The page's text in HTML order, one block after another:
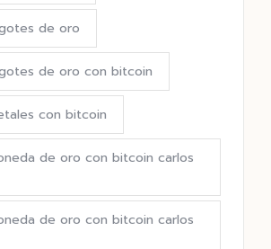
de oro
de oro con bitcoin
con bitcoin
de oro con bitcoin carlos
de oro con bitcoin carlos